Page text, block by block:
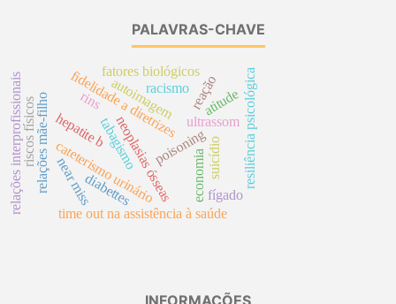
PALAVRAS-CHAVE
hepatite bneoplasias ósseaspoisoning
ultrassom
cateterismo urinário
near miss
time out na assistência à saúde
fidelidade a diretrizes resiliência psicológica
relações mãe-filho
riscos físicos autoimagem
fatores biológicos
relações interprofissionais economiasuicídio
reação
diabettes fígado
rins
racismo atitude
tabagismo